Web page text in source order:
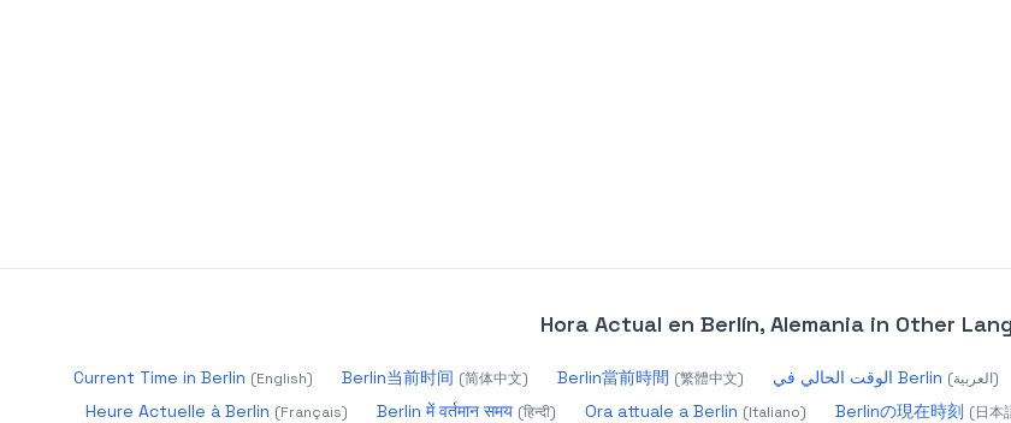
Hora Actual en Berlín, Alemania in Other
Current Time in Berlin (English) Berlin当前时间 (简体中文) Berlin當前時間 (繁體中文) الوقت الحالي في Berlin (العربية)
Heure Actuelle à Berlin (Français) Berlin में वर्तमान समय (हिन्दी) Ora attuale a Berlin (Italiano) Berlinの現在時刻 (日本